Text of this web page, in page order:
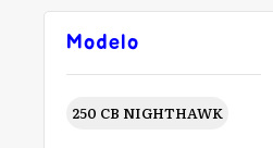
Modelo
250 CB NIGHTHAWK